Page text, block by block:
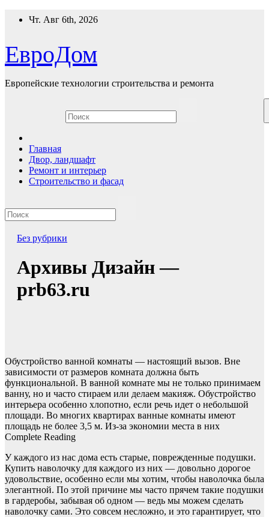
Перейти
Чт. Авг 6th, 2026
ЕвроДом
Европейские технологии строительства и ремонта
Главная
Двор, ландшафт
Ремонт и интерьер
Строительство и фасад
Без рубрики
Архивы Дизайн —
prb63.ru
Обустройство ванной комнаты — настоящий вызов. Вне
зависимости от размеров комната должна быть
функциональной. В ванной комнате мы не только принимаем
ванну, но и часто стираем или делаем макияж. Обустройство
интерьера особенно хлопотно, если речь идет о небольшой
площади. Во многих квартирах ванные комнаты имеют
площадь не более 3,5 м. Из-за экономии места в них
Complete Reading
У каждого из нас дома есть старые, поврежденные подушки.
Купить наволочку для каждого из них — довольно дорогое
удовольствие, особенно если мы хотим, чтобы наволочка была
элегантной. По этой причине мы часто прячем такие подушки
в гардеробы, забывая об одном — ведь мы можем сделать
наволочку сами. Это совсем несложно, и это гарантирует, что